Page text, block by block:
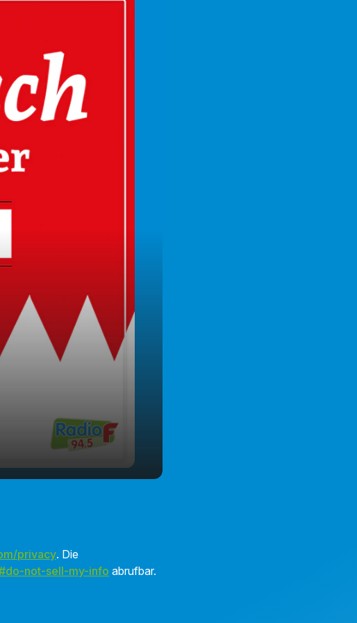
privacy. Die
not-sell-my-info abrufbar.